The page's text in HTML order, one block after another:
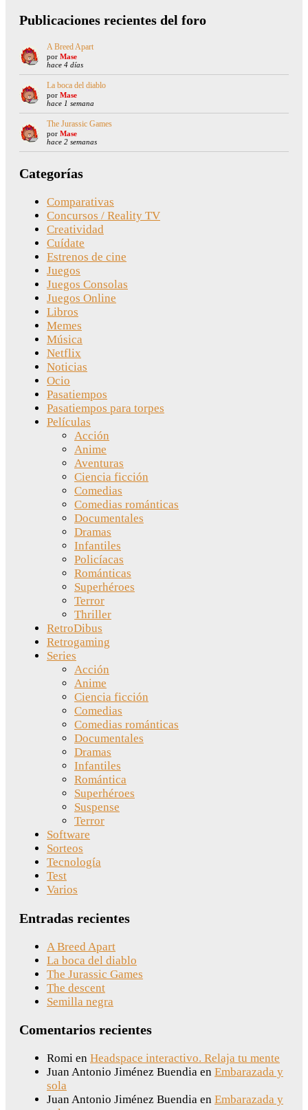
Publicaciones recientes del foro
A Breed Apart
por Mase
hace 4 días
La boca del diablo
por Mase
hace 1 semana
The Jurassic Games
por Mase
hace 2 semanas
Categorías
Comparativas
Concursos / Reality TV
Creatividad
Cuídate
Estrenos de cine
Juegos
Juegos Consolas
Juegos Online
Libros
Memes
Música
Netflix
Noticias
Ocio
Pasatiempos
Pasatiempos para torpes
Películas
Acción
Anime
Aventuras
Ciencia ficción
Comedias
Comedias románticas
Documentales
Dramas
Infantiles
Policíacas
Románticas
Superhéroes
Terror
Thriller
RetroDibus
Retrogaming
Series
Acción
Anime
Ciencia ficción
Comedias
Comedias románticas
Documentales
Dramas
Infantiles
Romántica
Superhéroes
Suspense
Terror
Software
Sorteos
Tecnología
Test
Varios
Entradas recientes
A Breed Apart
La boca del diablo
The Jurassic Games
The descent
Semilla negra
Comentarios recientes
Romi en Headspace interactivo. Relaja tu mente
Juan Antonio Jiménez Buendia en Embarazada y
sola
Juan Antonio Jiménez Buendia en Embarazada y